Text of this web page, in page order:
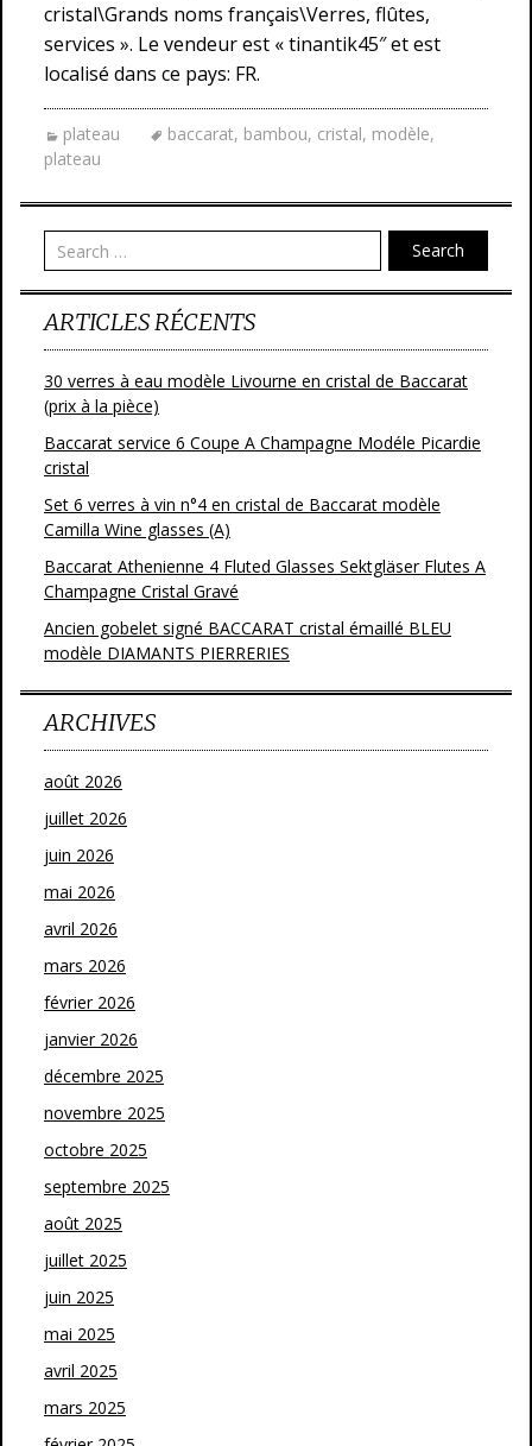
cristal\Grands noms français\Verres, flûtes,
services ». Le vendeur est « tinantik45″ et est
localisé dans ce pays: FR.
plateau baccarat, bambou, cristal, modèle,
plateau
Search
ARTICLES RÉCENTS
30 verres à eau modèle Livourne en cristal de Baccarat
(prix à la pièce)
Baccarat service 6 Coupe A Champagne Modéle Picardie
cristal
Set 6 verres à vin n°4 en cristal de Baccarat modèle
Camilla Wine glasses (A)
Baccarat Athenienne 4 Fluted Glasses Sektgläser Flutes A
Champagne Cristal Gravé
Ancien gobelet signé BACCARAT cristal émaillé BLEU
modèle DIAMANTS PIERRERIES
ARCHIVES
août 2026
juillet 2026
juin 2026
mai 2026
avril 2026
mars 2026
février 2026
janvier 2026
décembre 2025
novembre 2025
octobre 2025
septembre 2025
août 2025
juillet 2025
juin 2025
mai 2025
avril 2025
mars 2025